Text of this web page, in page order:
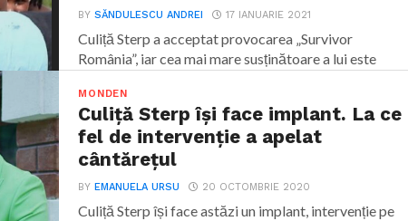
BYSĂNDULESCU ANDREI 17 IANUARIE 2021
Culiță Sterp a acceptat provocarea „Survivor
România”, iar cea mai mare susținătoare a lui este
MONDEN
Culiță Sterp își face implant. La ce
fel de intervenție a apelat
cântărețul
BY EMANUELA URSU 20 OCTOMBRIE 2020
Culiță Sterp își face astăzi un implant, intervenție pe